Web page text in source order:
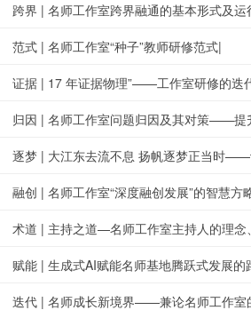
跨界 | 名师工作室跨界融通的基本形式及运
范式 | 名师工作室“种子”教师研修范式|
证据 | 17 年证据物理”——工作室研修的迭